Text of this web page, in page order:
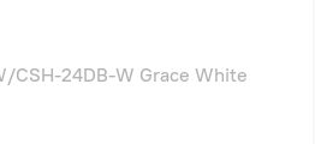
CSH-24DB-W Grace White